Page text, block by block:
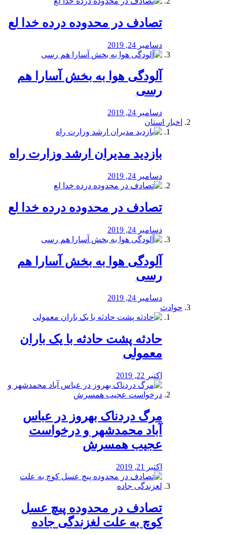
تصادف در محدوده درده خدا لع
دسامبر 24, 2019
آلودگی هوا به بخش آسارا هم
رسی
دسامبر 24, 2019
اخبار استان
بازدید مدیران ارشد وزارت راه
دسامبر 24, 2019
تصادف در محدوده درده خدا لع
دسامبر 24, 2019
آلودگی هوا به بخش آسارا هم
رسی
دسامبر 24, 2019
حوادث
️حادثه پشت حادثه با یک باران
معمولی
اکتبر 22, 2019
مرگ دردناک بهروز در عباس
آباد محمدشهر و درخواست
عجیب همسرش
اکتبر 21, 2019
تصادف در محدوده پیچ عسل
کوچ به علت لغزندگی جاده